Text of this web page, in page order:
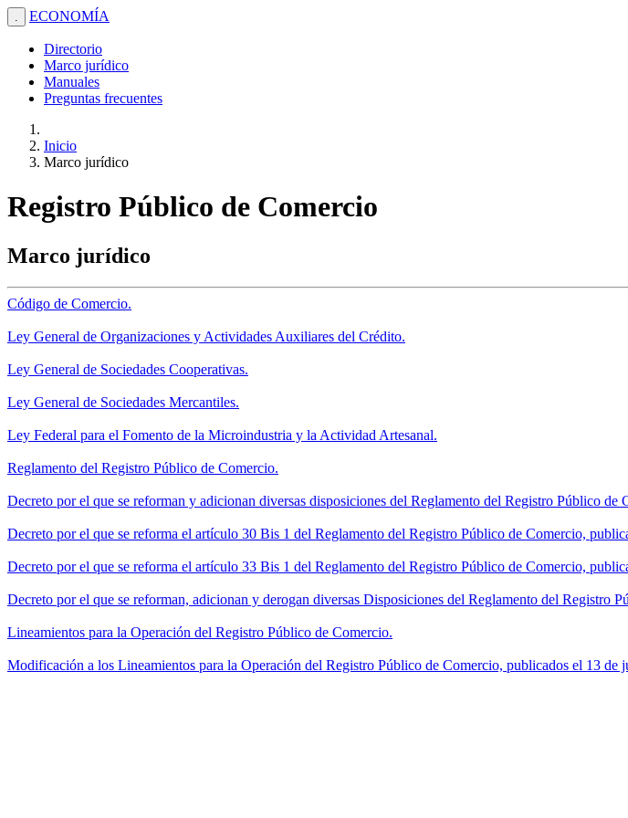
. ECONOMÍA
Directorio
Marco jurídico
Manuales
Preguntas frecuentes
Inicio
Marco jurídico
Registro Público de Comercio
Marco jurídico
Código de Comercio.
Ley General de Organizaciones y Actividades Auxiliares del Crédito.
Ley General de Sociedades Cooperativas.
Ley General de Sociedades Mercantiles.
Ley Federal para el Fomento de la Microindustria y la Actividad Artesanal.
Reglamento del Registro Público de Comercio.
Decreto por el que se reforman y adicionan diversas disposiciones del Reglamento del Registro Público
Decreto por el que se reforma el artículo 30 Bis 1 del Reglamento del Registro Público de Comercio,
Decreto por el que se reforma el artículo 33 Bis 1 del Reglamento del Registro Público de Comercio,
Decreto por el que se reforman, adicionan y derogan diversas Disposiciones del Reglamento del
Lineamientos para la Operación del Registro Público de Comercio.
Modificación a los Lineamientos para la Operación del Registro Público de Comercio, publicados el 13